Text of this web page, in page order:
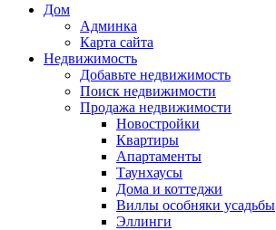
Дом
Админка
Карта сайта
Недвижимость
Добавьте недвижимость
Поиск недвижимости
Продажа недвижимости
Новостройки
Квартиры
Апартаменты
Таунхаусы
Дома и коттеджи
Виллы особняки усадьбы
Эллинги